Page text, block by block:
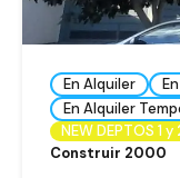
En Alquiler
En Alquiler
NEW DEPTOS 1
Construir 2000